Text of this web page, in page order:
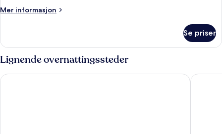
Mer informasjon
Mer
–
1
Se priser
Lignende overnattingssteder
G Hotel Kelawai Penang